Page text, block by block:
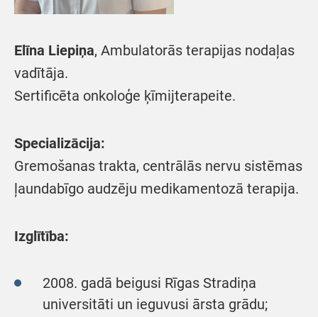
Elīna Liepiņa, Ambulatorās terapijas nodaļas
vadītāja.
Sertificēta onkoloģe ķīmijterapeite.
Specializācija:
Gremošanas trakta, centrālās nervu sistēmas
ļaundabīgo audzēju medikamentozā terapija.
Izglītība:
2008. gadā beigusi Rīgas Stradiņa
universitāti un ieguvusi ārsta grādu;